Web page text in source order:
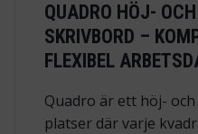
QUADRO HÖJ-
SKRIVBORD –
FLEXIBEL
Quadro är ett höj-
platser där varje